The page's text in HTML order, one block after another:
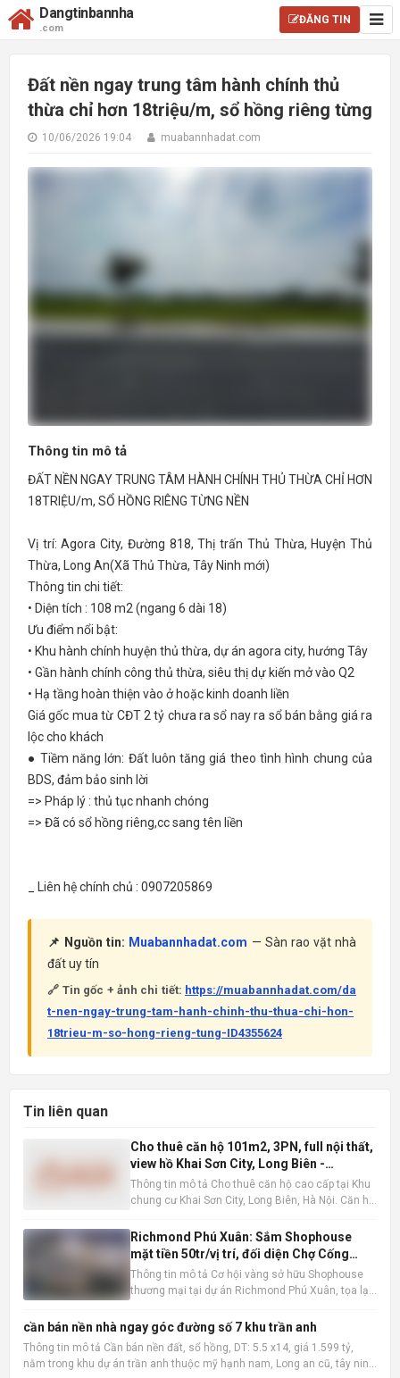
Dangtinbannha
.com
ĐĂNG TIN
Đất nền ngay trung tâm hành chính thủ
thừa chỉ hơn 18triệu/m, sổ hồng riêng từng
10/06/2026 19:04 muabannhadat.com
Thông tin mô tả
ĐẤT NỀN NGAY TRUNG TÂM HÀNH CHÍNH THỦ THỪA CHỈ HƠN
18TRIỆU/m, SỔ HỒNG RIÊNG TỪNG NỀN
Vị trí: Agora City, Đường 818, Thị trấn Thủ Thừa, Huyện Thủ
Thừa, Long An(Xã Thủ Thừa, Tây Ninh mới)
Thông tin chi tiết:
• Diện tích : 108 m2 (ngang 6 dài 18)
Ưu điểm nổi bật:
• Khu hành chính huyện thủ thừa, dự án agora city, hướng Tây
• Gần hành chính công thủ thừa, siêu thị dự kiến mở vào Q2
• Hạ tầng hoàn thiện vào ở hoặc kinh doanh liền
Giá gốc mua từ CĐT 2 tỷ chưa ra sổ nay ra sổ bán bằng giá ra
lộc cho khách
● Tiềm năng lớn: Đất luôn tăng giá theo tình hình chung của
BDS, đảm bảo sinh Iời
=> Pháp lý : thủ tục nhanh chóng
=> Đã có sổ hồng riêng,cc sang tên liền
_ Liên hệ chính chủ : 0907205869
📌 Nguồn tin: Muabannhadat.com — Sàn rao vặt nhà
đất uy tín
🔗 Tin gốc + ảnh chi tiết: https://muabannhadat.com/da
t-nen-ngay-trung-tam-hanh-chinh-thu-thua-chi-hon-
18trieu-m-so-hong-rieng-tung-ID4355624
Tin liên quan
Cho thuê căn hộ 101m2, 3PN, full nội thất,
view hồ Khai Sơn City, Long Biên -
16tr/tháng
Thông tin mô tả Cho thuê căn hộ cao cấp tại Khu
chung cư Khai Sơn City, Long Biên, Hà Nội. Căn hộ
đãng ra hồ điều hòa, mang đến không gian sống
trong lành và thư thái. Với diện tích sàn rộng rãi
101m2 ,
Richmond Phú Xuân: Sắm Shophouse
mặt tiền 50tr/vị trí, đối diện Chợ Cống
Mới, Huế
Thông tin mô tả Cơ hội vàng sở hữu Shophouse
thương mại tại dự án Richmond Phú Xuân, tọa lạc
đối diện Chợ Cống Mới, TP Huế. Với mức booking
chỉ từ 50 triệu đồng/vị trí, quý khách hàng sẽ nhận
trọn vẹn nhữn
cần bán nền nhà ngay góc đường số 7 khu trần anh
Thông tin mô tả Cần bán nền đất, sổ hồng, DT: 5.5 x14, giá 1.599 tỷ,
nằm trong khu dự án trần anh thuộc mỹ hạnh nam, Long an cũ, tây ninh